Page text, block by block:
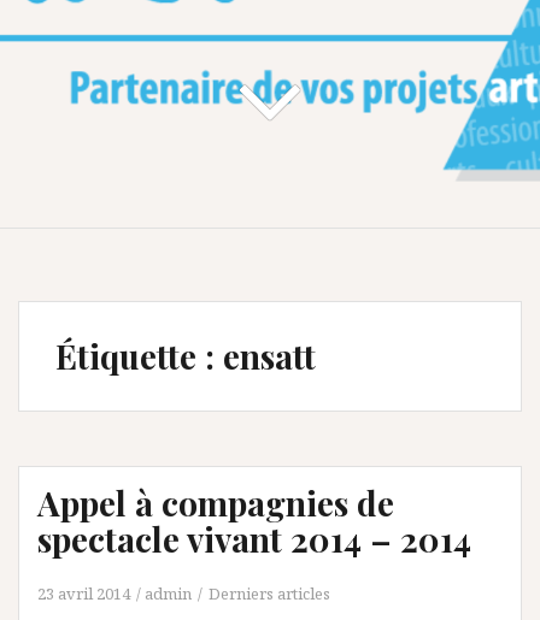
Étiquette : ensatt
Appel à compagnies de
spectacle vivant 2014 – 2014
23 avril 2014 admin Derniers articles